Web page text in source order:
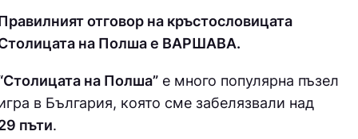
отговор на кръстословицата
на Полша е ВАРШАВА.
на Полша” е много популярна пъзел
в България, която сме забелязвали над
пъти.